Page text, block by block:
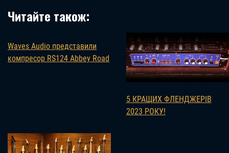
Читайте також:
Waves Audio представили
компресор RS124 Abbey Road
5 КРАЩИХ ФЛЕНДЖЕРІВ
2023 РОКУ!